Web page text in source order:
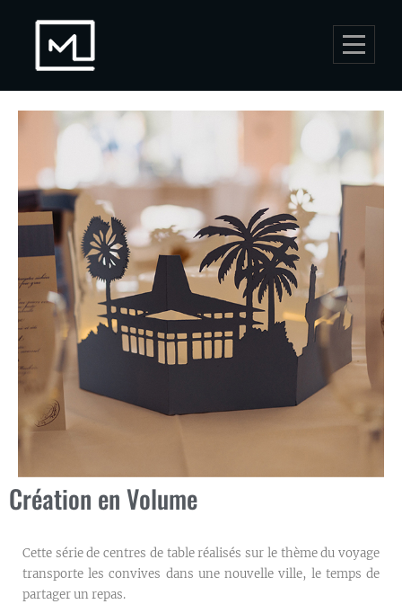
Création en Volume
Cette série de centres de table réalisés sur le thème du voyage
transporte les convives dans une nouvelle ville, le temps de
partager un repas.